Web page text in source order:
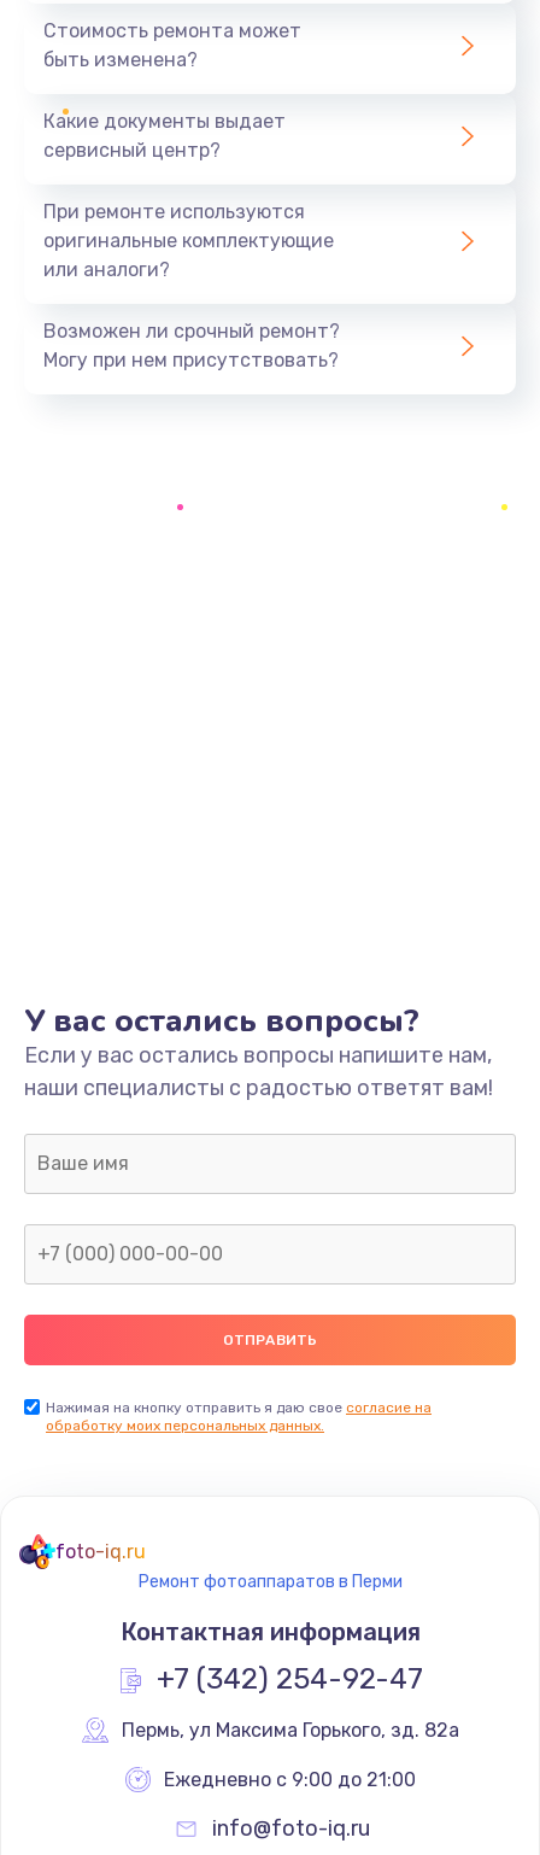
1440 руб.
Ремонт южного моста
Замена батарейки BIOS
Заказать
Замена/Pемонт карбюратора
1300 руб.
Заказать
Ремонт капиллярной трубки
400 руб.
Заказать
Замена термостата
1200 руб.
Заказать
Замена реле
Стоимость ремонта может
быть изменена?
Какие документы выдает
сервисный центр?
При ремонте используются
оригинальные комплектующие
или аналоги?
Возможен ли срочный ремонт?
Могу при нем присутствовать?
У вас остались вопросы?
Если у вас остались вопросы напишите нам,
наши специалисты с радостью ответят вам!
Нажимая на кнопку отправить я даю свое согласие на
обработку моих персональных данных.
foto-iq.ru
Ремонт фотоаппаратов в Перми
Контактная информация
+7 (342) 254-92-47
Пермь, ул Максима Горького, зд. 82а
Ежедневно с 9:00 до 21:00
info@foto-iq.ru